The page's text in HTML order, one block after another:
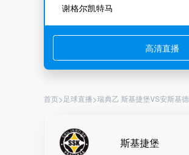
谢格尔凯特马
高清直播
首页> 足球直播>瑞典乙 斯基捷堡VS安斯基德
斯基捷堡